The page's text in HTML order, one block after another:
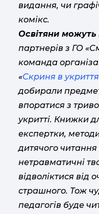
видання, чи
комікс.
Освітяни можуть
партнерів з ГО
команда
«Скриня в
добирали
впоратися з
укритті. Книжки
експертки,
дитячого
нетравматичні
відволіктися від
страшного. Тож
педагогів буде